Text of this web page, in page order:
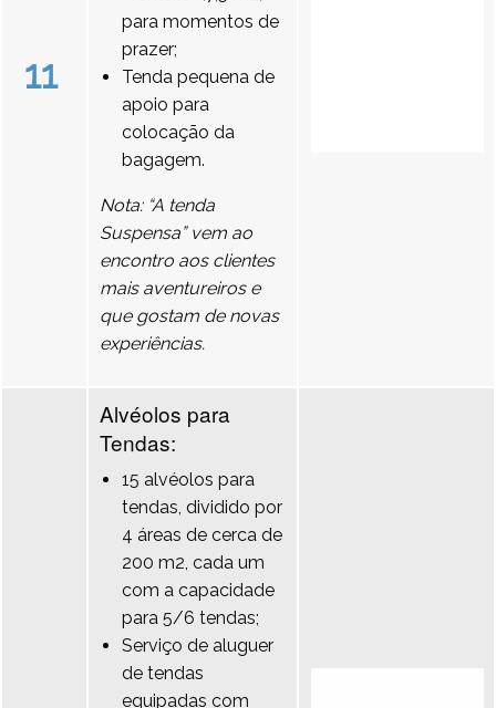
11
para momentos de
prazer;
Tenda pequena de
apoio para
colocação da
bagagem.
Nota: “A tenda
Suspensa” vem ao
encontro aos clientes
mais aventureiros e
que gostam de novas
experiências.
Alvéolos para
Tendas:
15 alvéolos para
tendas, dividido por
4 áreas de cerca de
200 m2, cada um
com a capacidade
para 5/6 tendas;
Serviço de aluguer
de tendas
equipadas com